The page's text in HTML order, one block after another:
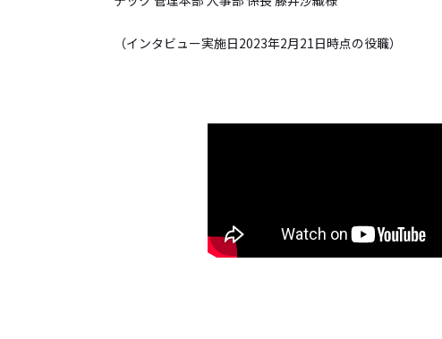
（インタビュー実施日2023年2月21日時点の役職）